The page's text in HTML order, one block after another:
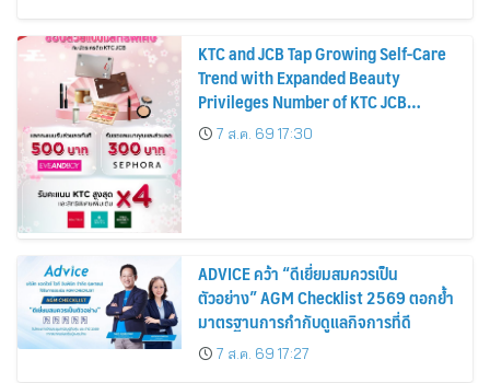
KTC and JCB Tap Growing Self-Care
Trend with Expanded Beauty
Privileges Number of KTC JCB
Cardmembers Spending on
Cosmetics Rises 26%
7 ส.ค. 69 17:30
ADVICE คว้า “ดีเยี่ยมสมควรเป็น
ตัวอย่าง” AGM Checklist 2569 ตอกย้ำ
มาตรฐานการกำกับดูแลกิจการที่ดี
7 ส.ค. 69 17:27